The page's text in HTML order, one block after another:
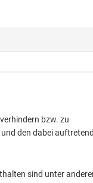
bzw. zu
den dabei
sind unter